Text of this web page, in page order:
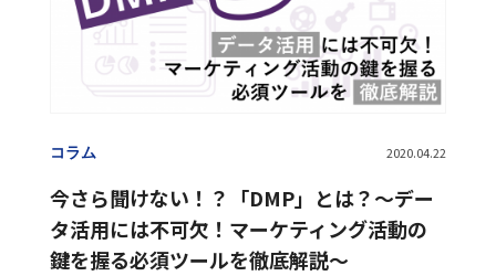
コラム 2020.04.22
今さら聞けない！？「DMP」とは？〜デー
タ活用には不可欠！マーケティング活動の
鍵を握る必須ツールを徹底解説〜